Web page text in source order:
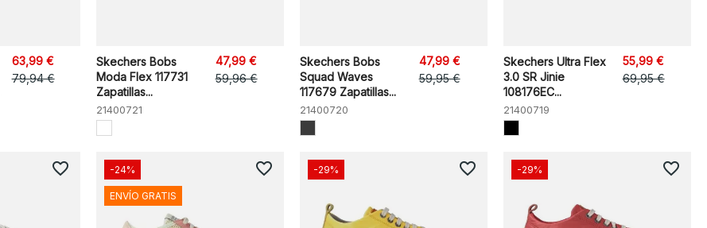
63,99 €
79,94 €
Skechers Bobs
Moda Flex 117731
Zapatillas...
21400721
47,99 €
59,96 €
Skechers Bobs
Squad Waves
117679 Zapatillas...
21400720
47,99 €
59,95 €
Skechers Ultra Flex
3.0 SR Jinie
108176EC...
21400719
55,99 €
69,95 €
favorite_border -24%
ENVÍO GRATIS
favorite_border -29% favorite_border -29% favorite_border